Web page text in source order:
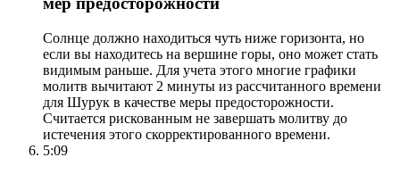
Солнце должно находиться чуть ниже горизонта, но
если вы находитесь на вершине горы, оно может стать
видимым раньше. Для учета этого многие графики
молитв вычитают 2 минуты из рассчитанного времени
для Шурук в качестве меры предосторожности.
Считается рискованным не завершать молитву до
истечения этого скорректированного времени.
5:09